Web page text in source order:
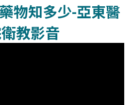
物知多少-亞東醫
教影音